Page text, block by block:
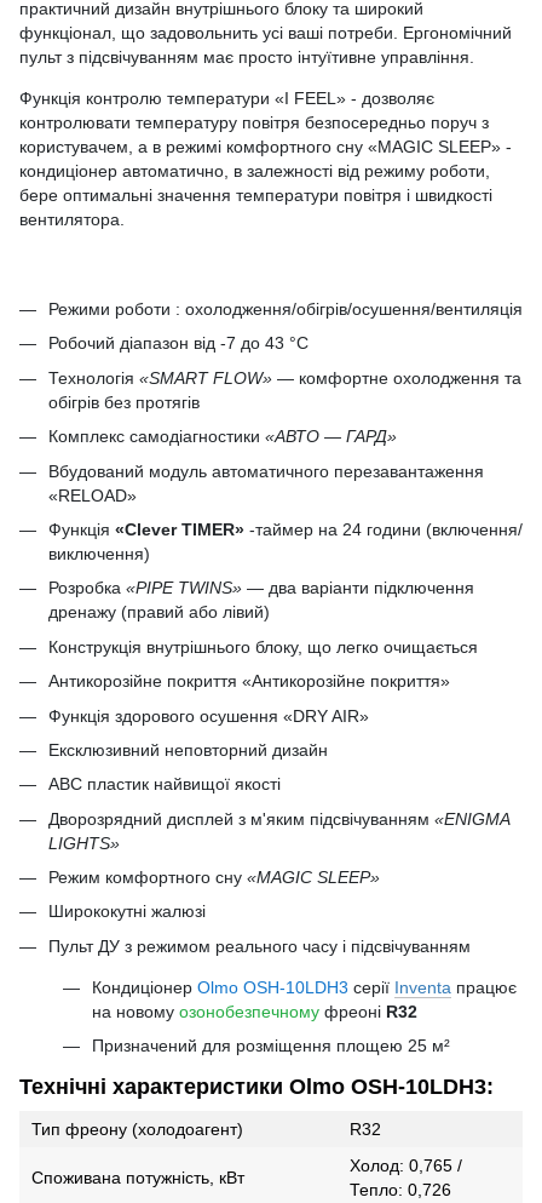
практичний дизайн внутрішнього блоку та широкий
функціонал, що задовольнить усі ваші потреби. Ергономічний
пульт з підсвічуванням має просто інтуїтивне управління.
Функція контролю температури «I FEEL» - дозволяє
контролювати температуру повітря безпосередньо поруч з
користувачем, а в режимі комфортного сну «MAGIC SLEEP» -
кондиціонер автоматично, в залежності від режиму роботи,
бере оптимальні значення температури повітря і швидкості
вентилятора.
Режими роботи : охолодження/обігрів/осушення/вентиляція
Робочий діапазон від -7 до 43 °C
Технологія «SMART FLOW» — комфортне охолодження та
обігрів без протягів
Комплекс самодіагностики «АВТО — ГАРД»
Вбудований модуль автоматичного перезавантаження
«RELOAD»
Функція «Сlever TIMER» -таймер на 24 години (включення/
виключення)
Розробка «PIPE TWINS» — два варіанти підключення
дренажу (правий або лівий)
Конструкція внутрішнього блоку, що легко очищається
Антикорозійне покриття «Антикорозійне покриття»
Функція здорового осушення «DRY AIR»
Ексклюзивний неповторний дизайн
ABC пластик найвищої якості
Дворозрядний дисплей з м'яким підсвічуванням «ENIGMA
LIGHTS»
Режим комфортного сну «MAGIC SLEEP»
Ширококутні жалюзі
Пульт ДУ з режимом реального часу і підсвічуванням
Кондиціонер Olmo OSH-10LDH3 серії Inventa працює
на новому озонобезпечному фреоні R32
Призначений для розміщення площею 25 м²
Технічні характеристики Olmo OSH-10LDH3:
Тип фреону (холодоагент) R32
Споживана потужність, кВт
Холод: 0,765 /
Тепло: 0,726